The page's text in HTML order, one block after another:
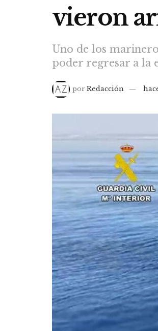
vieron
Uno de los
poder regresar a la
por Redacción